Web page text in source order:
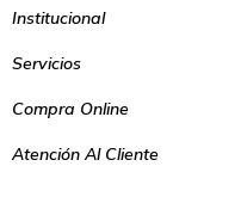
Institucional
Servicios
Compra Online
Atención Al Cliente